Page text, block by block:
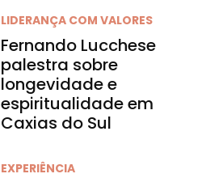
LIDERANÇA COM VALORES
Fernando Lucchese
palestra sobre
longevidade e
espiritualidade em
Caxias do Sul
EXPERIÊNCIA